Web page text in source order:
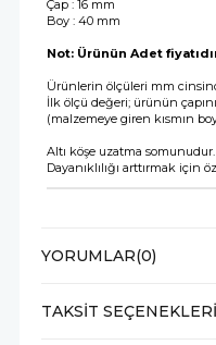
Çap : 16 mm
Boy : 40 mm
Not: Ürünün Adet
Ürünlerin ölçüleri mm
İlk ölçü değeri; ürünün
(malzemeye giren kısmın
Altı köşe uzatma somunudur.
Dayanıklılığı arttırmak için
YORUMLAR(0)
TAKSIT SEÇENEKLERI